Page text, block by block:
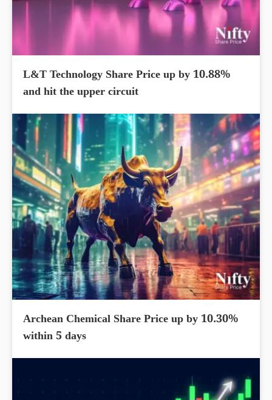
L&T Technology Share Price up by 10.88%
and hit the upper circuit
Archean Chemical Share Price up by 10.30%
within 5 days